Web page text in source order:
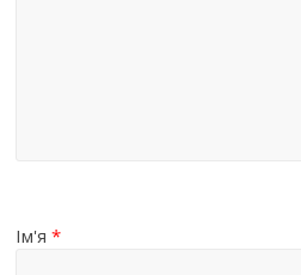
Ім'я*